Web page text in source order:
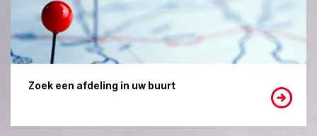
Zoek een afdeling in uw buurt